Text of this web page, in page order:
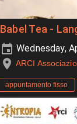
Babel Tea -
Wednesday,
ARCI
appuntamento fisso